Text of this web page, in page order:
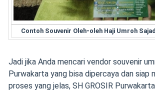
Contoh Souvenir Oleh-oleh Haji Umroh
Jadi jika Anda mencari vendor souvenir
Purwakarta yang bisa dipercaya dan siap
proses yang jelas, SH GROSIR